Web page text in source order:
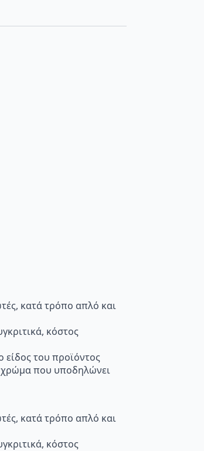
κατά τρόπο απλό και
κόστος
είδος του προϊόντος
χρώμα που υποδηλώνει
κατά τρόπο απλό και
κόστος